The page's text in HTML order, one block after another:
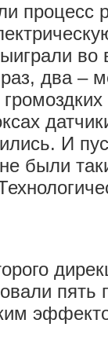
процесс
два –
И
были
пять